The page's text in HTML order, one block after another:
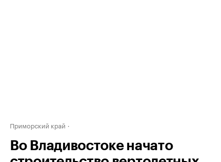
Приморский край
Во Владивостоке начато